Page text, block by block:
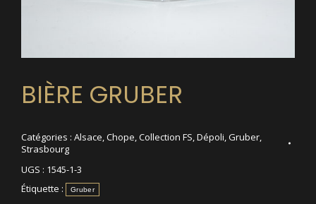
BIÈRE GRUBER
Catégories : Alsace,Chope,Collection FS,Dépoli,Gruber,
Strasbourg
UGS : 1545-1-3
Étiquette :
Gruber